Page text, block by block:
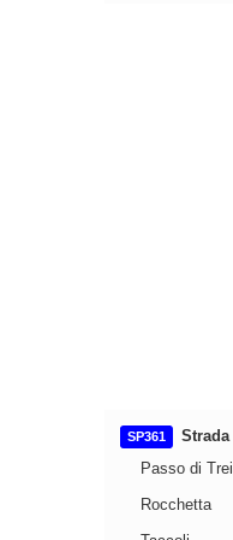
SP361
Passo di
Rocchetta